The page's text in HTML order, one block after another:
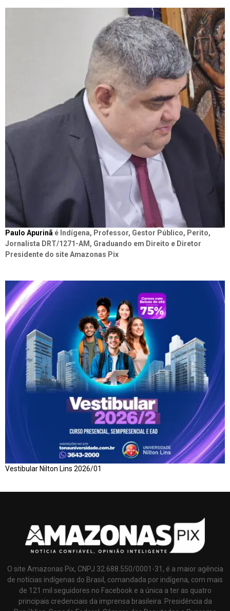
Paulo Apurinã é Indígena, Professor, Gestor Público, Perito,
Jornalista DRT/1271-AM, Graduando em Direito e Diretor
Presidente do site Amazonas Pix
Vestibular Nilton Lins 2026/01
O site Amazonas Pix, CNPJ 32.688.550/0001-31, é a maior agência
de notícias indígenas do Brasil, comandada por indígena, com mais
de 121 mil seguidores no Facebook e a única a ter as quatro
principais credenciais da imprensa brasileira: Presidência da